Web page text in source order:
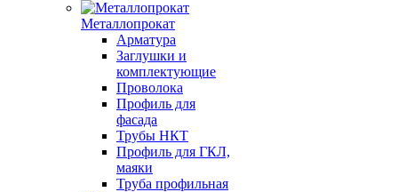
Металлопрокат
Арматура
Заглушки и
комплектующие
Проволока
Профиль для
фасада
Трубы НКТ
Профиль для ГКЛ,
маяки
Труба профильная